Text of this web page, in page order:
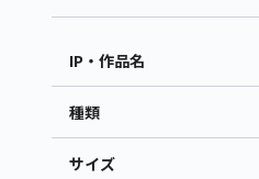
IP・作品名
種類
サイズ